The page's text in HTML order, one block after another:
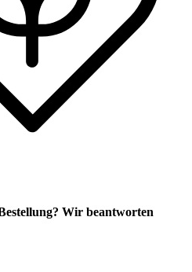
Wir beantworten